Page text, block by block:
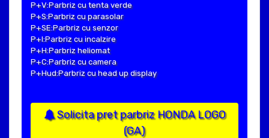
P+V:Parbriz cu tenta verde
P+S:Parbriz cu parasolar
P+SE:Parbriz cu senzor
P+I:Parbriz cu incalzire
P+H:Parbriz heliomat
P+C:Parbriz cu camera
P+Hud:Parbriz cu head up display
Solicita pret parbriz HONDA LOGO
(GA)